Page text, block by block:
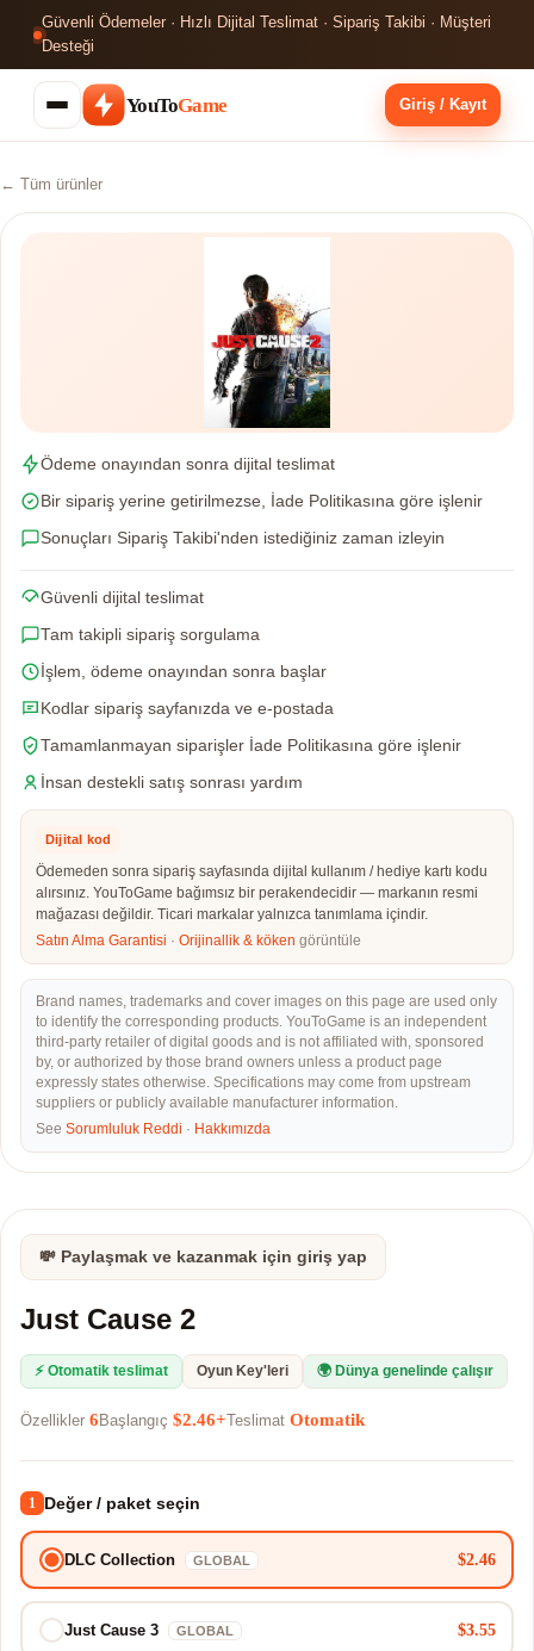
Güvenli Ödemeler · Hızlı Dijital Teslimat · Sipariş Takibi · Müşteri
Desteği
YouToGame Giriş / Kayıt
← Tüm ürünler
Ödeme onayından sonra dijital teslimat
Bir sipariş yerine getirilmezse, İade Politikasına göre işlenir
Sonuçları Sipariş Takibi'nden istediğiniz zaman izleyin
Güvenli dijital teslimat
Tam takipli sipariş sorgulama
İşlem, ödeme onayından sonra başlar
Kodlar sipariş sayfanızda ve e-postada
Tamamlanmayan siparişler İade Politikasına göre işlenir
İnsan destekli satış sonrası yardım
Dijital kod
Ödemeden sonra sipariş sayfasında dijital kullanım / hediye kartı kodu
alırsınız. YouToGame bağımsız bir perakendecidir — markanın resmi
mağazası değildir. Ticari markalar yalnızca tanımlama içindir.
Satın Alma Garantisi · Orijinallik & köken görüntüle
Brand names, trademarks and cover images on this page are used only
to identify the corresponding products. YouToGame is an independent
third-party retailer of digital goods and is not affiliated with, sponsored
by, or authorized by those brand owners unless a product page
expressly states otherwise. Specifications may come from upstream
suppliers or publicly available manufacturer information.
See Sorumluluk Reddi · Hakkımızda
💸 Paylaşmak ve kazanmak için giriş yap
Just Cause 2
⚡ Otomatik teslimat Oyun Key'leri 🌍 Dünya genelinde çalışır
Özellikler 6 Başlangıç $2.46+Teslimat Otomatik
1 Değer / paket seçin
DLC Collection GLOBAL $2.46
Just Cause 3 GLOBAL $3.55